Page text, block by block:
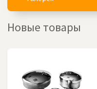
Новые товары